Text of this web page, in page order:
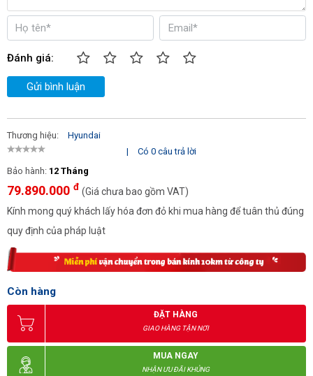
Đánh giá:
Gửi bình luận
Thương hiệu:
Hyundai
|
Có 0 câu trả lời
Bảo hành: 12 Tháng
79.890.000 đ (Giá chưa bao gồm VAT)
Kính mong quý khách lấy hóa đơn đỏ khi mua hàng để tuân thủ đúng
quy định của pháp luật
Còn hàng
ĐẶT HÀNG
GIAO HÀNG TẬN NƠI
MUA NGAY
NHẬN ƯU ĐÃI KHỦNG